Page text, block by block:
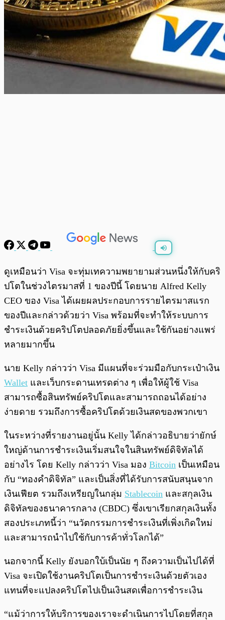
พร้อมเล่น 0:00/0:00
ดูเหมือนว่า Visa จะทุ่มเทความพยายามส่วนหนึ่งให้กับคริ
ปโตในช่วงไตรมาสที่ 1 ของปีนี้ โดยนาย Alfred Kelly
CEO ของ Visa ได้เผยผลประกอบการรายไตรมาสแรก
ของปีและกล่าวด้วยว่า Visa พร้อมที่จะทำให้ระบบการ
ชำระเงินด้วยคริปโตปลอดภัยยิ่งขึ้นและใช้กันอย่างแพร่
หลายมากขึ้น
นาย Kelly กล่าวว่า Visa มีแผนที่จะร่วมมือกับกระเป๋าเงิน
Wallet และเว็บกระดานเทรดต่าง ๆ เพื่อให้ผู้ใช้ Visa
สามารถซื้อสินทรัพย์คริปโตและสามารถถอนได้อย่าง
ง่ายดาย รวมถึงการซื้อคริปโตด้วยเงินสดของพวกเขา
ในระหว่างที่รายงานอยู่นั้น Kelly ได้กล่าวอธิบายว่ายักษ์
ใหญ่ด้านการชำระเงินเริ่มสนใจในสินทรัพย์ดิจิทัลได้
อย่างไร โดย Kelly กล่าวว่า Visa มอง Bitcoin เป็นเหมือน
กับ “ทองคำดิจิทัล” และเป็นสิ่งที่ได้รับการสนับสนุนจาก
เงินเฟียต รวมถึงเหรียญในกลุ่ม Stablecoin และสกุลเงิน
ดิจิทัลของธนาคารกลาง (CBDC) ซึ่งเขาเรียกสกุลเงินทั้ง
สองประเภทนี้ว่า “นวัตกรรมการชำระเงินที่เพิ่งเกิดใหม่
และสามารถนำไปใช้กับการค้าทั่วโลกได้”
นอกจากนี้ Kelly ยังบอกใบ้เป็นนัย ๆ ถึงความเป็นไปได้ที่
Visa จะเปิดใช้งานคริปโตเป็นการชำระเงินด้วยตัวเอง
แทนที่จะแปลงคริปโตไปเป็นเงินสดเพื่อการชำระเงิน
“แม้ว่าการให้บริการของเราจะดำเนินการไปโดยที่สกุล